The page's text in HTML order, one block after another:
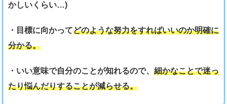
かしいくらい…)
・目標に向かってどのような努力をすればいいのか明確に
分かる。
・いい意味で自分のことが知れるので、 細かなことで迷っ
たり悩んだりすることが減らせる。